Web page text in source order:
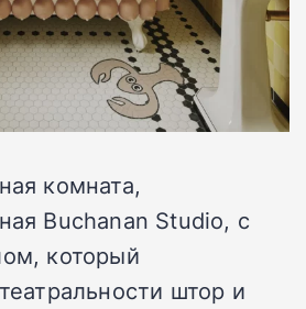
комната,
Buchanan Studio, с
который
штор и